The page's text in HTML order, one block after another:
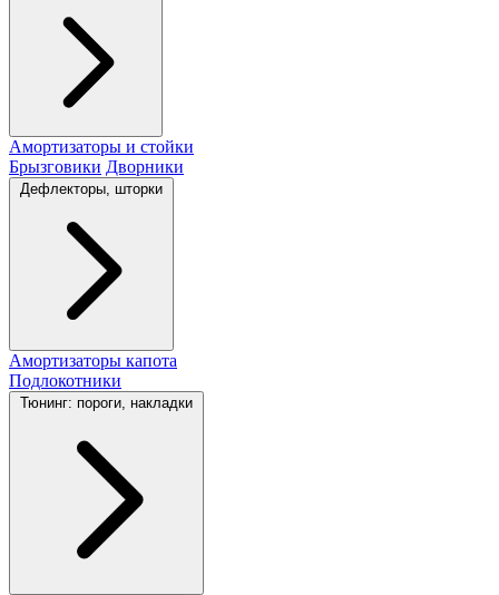
Амортизаторы и стойки
Брызговики Дворники
Дефлекторы, шторки
Амортизаторы капота
Подлокотники
Тюнинг: пороги, накладки